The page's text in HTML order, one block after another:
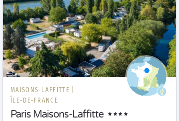
MAISONS-LAFFITTE |
ÎLE-DE-FRANCE
Paris Maisons-Laffitte